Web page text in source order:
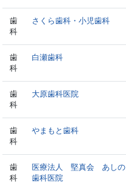
歯
科
さくら歯科・小児歯科
歯
科
白瀬歯科
歯
科
大原歯科医院
歯
科
やまもと歯科
歯
科
医療法人 堅真会 あしの
歯科医院